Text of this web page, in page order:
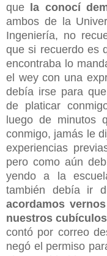
que la conocí
ambos de la
Ingeniería, no
que si recuerdo es
encontraba lo
el wey con una
debía irse para
de platicar
luego de minutos
conmigo, jamás le
experiencias
pero como aún
yendo a la
también debía ir
acordamos
nuestros
contó por correo
negó el permiso